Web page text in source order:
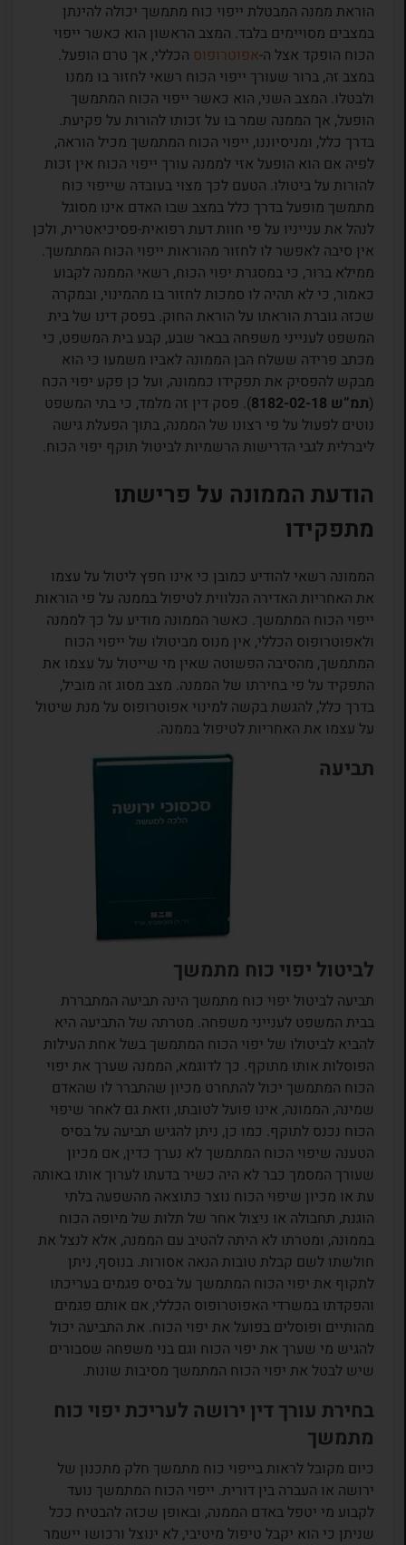
הוראת ממנה המבטלת ייפוי כוח מתמשך יכולה להינתן
במצבים מסויימים בלבד. המצב הראשון הוא כאשר ייפוי
הכוח הופקד אצל ה-אפוטרופוסהכללי, אך טרם הופעל.
במצב זה, ברור שעורך ייפוי הכוח רשאי לחזור בו ממנו
ולבטלו. המצב השני, הוא כאשר ייפוי הכוח המתמשך
הופעל, אך הממנה שמר בו על זכותו להורות על פקיעת.
בדרך כלל, ומניסיוננו, ייפוי הכוח המתמשך מכיל הוראה,
לפיה אם הוא הופעל אזי לממנה עורך ייפוי הכוח אין זכות
להורות על ביטולו. הטעם לכך מצוי בעובדה שייפוי כוח
מתמשך מופעל בדרך כלל במצב שבו האדם אינו מסוגל
לנהל את ענייניו על פי חוות דעת רפואית-פסיכיאטרית, ולכן
אין סיבה לאפשר לו לחזור מהוראות ייפוי הכוח המתמשך.
ממילא ברור, כי במסגרת יפוי הכוח, רשאי הממנה לקבוע
כאמור, כי לא תהיה לו סמכות לחזור בו מהמינוי, ובמקרה
שכזה גוברת הוראתו על הוראת החוק. בפסק דינו של בית
המשפט לענייני משפחה בבאר שבע, קבע בית המשפט, כי
מכתב פרידה ששלח הבן הממונה לאביו משמעו כי הוא
מבקש להפסיק את תפקידו כממונה, ועל כן פקע יפוי הכח
(תמ”ש 8182-02-18
). פסק דין זה מלמד, כי בתי המשפט
נוטים לפעול על פי רצונו של הממנה, בתוך הפעלת גישה
ליברלית לגבי הדרישות הרשמיות לביטול תוקף יפוי הכוח.
הודעת הממונה על פרישתו
מתפקידו
הממונה רשאי להודיע כמובן כי אינו חפץ ליטול על עצמו
את האחריות האדירה הנלווית לטיפול בממנה על פי הוראות
ייפוי הכוח המתמשך. כאשר הממונה מודיע על כך לממנה
ולאפוטרופוס הכללי, אין מנוס מביטולו של ייפוי הכוח
המתמשך, מהסיבה הפשוטה שאין מי שייטול על עצמו את
התפקיד על פי בחירתו של הממנה. מצב מסוג זה מוביל,
בדרך כלל, להגשת בקשה למינוי אפוטרופוס על מנת שיטול
על עצמו את האחריות לטיפול בממנה.
תביעה
לביטול יפוי כוח מתמשך
תביעה לביטול יפוי כוח מתמשך הינה תביעה המתבררת
בבית המשפט לענייני משפחה. מטרתה של התביעה היא
להביא לביטולו של יפוי הכוח המתמשך בשל אחת העילות
הפוסלות אותו מתוקף. כך לדוגמא, הממנה שערך את יפוי
הכוח המתמשך יכול להתחרט מכיון שהתברר לו שהאדם
שמינה, הממונה, אינו פועל לטובתו, וזאת גם לאחר שיפוי
הכוח נכנס לתוקף. כמו כן, ניתן להגיש תביעה על בסיס
הטענה שיפוי הכוח המתמשך לא נערך כדין, אם מכיון
שעורך המסמך כבר לא היה כשיר בדעתו לערוך אותו באותה
עת או מכיון שיפוי הכוח נוצר כתוצאה מהשפעה בלתי
הוגנת, תחבולה או ניצול אחר של תלות של מיופה הכוח
בממונה, ומטרתו לא היתה להטיב עם הממנה, אלא לנצל את
חולשתו לשם קבלת טובות הנאה אסורות. בנוסף, ניתן
לתקוף את יפוי הכוח המתמשך על בסיס פגמים בעריכתו
והפקדתו במשרדי האפוטרופוס הכללי, אם אותם פגמים
מהותיים ופוסלים בפועל את יפוי הכוח. את התביעה יכול
להגיש מי שערך את יפוי הכוח וגם בני משפחה שסבורים
שיש לבטל את יפוי הכוח המתמשך מסיבות שונות.
בחירת עורך דין ירושה לעריכת יפוי כוח
מתמשך
כיום מקובל לראות בייפוי כוח מתמשך חלק מתכנון של
ירושה או העברה בין דורית. ייפוי הכוח המתמשך נועד
לקבוע מי יטפל באדם הממנה, ובאופן שכזה להבטיח ככל
שניתן כי הוא יקבל טיפול מיטיבי, לא ינוצל ורכושו יישמר